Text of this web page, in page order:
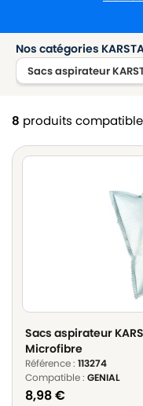
Nos catégories
Sacs aspirateur
8 produits
Sacs aspirateur
Microfibre
Référence : 113274
Compatible : GENIAL
8,98€